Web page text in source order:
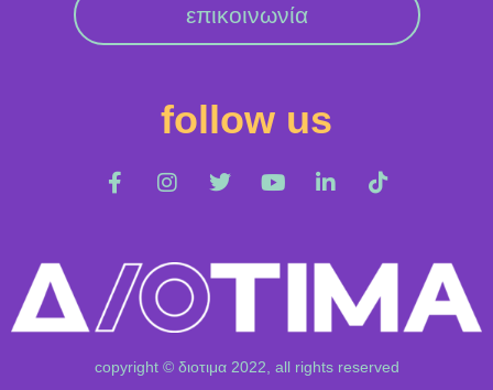
επικοινωνία
follow us
copyright © διοτιμα 2022, all rights reserved